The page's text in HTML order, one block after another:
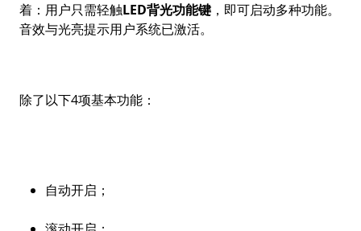
着：用户只需轻触LED背光功能键 ，即可启动多种功能。
音效与光亮提示用户系统已激活。
除了以下4项基本功能：
自动开启；